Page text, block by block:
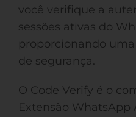
você verifique a
sessões ativas do
proporcionando
de segurança.
O Code Verify é o
Extensão WhatsApp